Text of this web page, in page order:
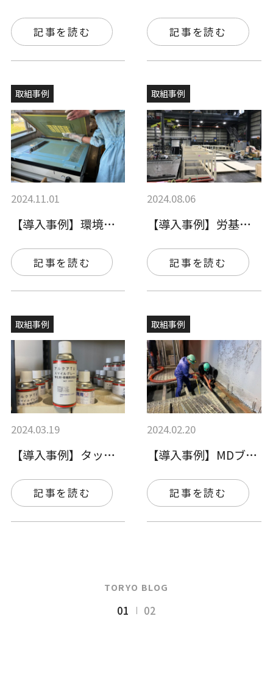
記事を読む 記事を読む
取組事例
2024.11.01
【導入事例】環境配慮型シンナーで安心して…
記事を読む
取組事例
2024.08.06
【導入事例】労基対応がきっかけで環境配慮…
記事を読む
取組事例
2024.03.19
【導入事例】タッチアップ塗料を害の少ない…
記事を読む
取組事例
2024.02.20
【導入事例】MDブースクリヤーでSDGs…
記事を読む
TORYO BLOG
01 02